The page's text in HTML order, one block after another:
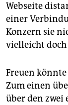
Webseite
einer
Konzern sie
vielleicht doch
Freuen
Zum einen
über den zwei